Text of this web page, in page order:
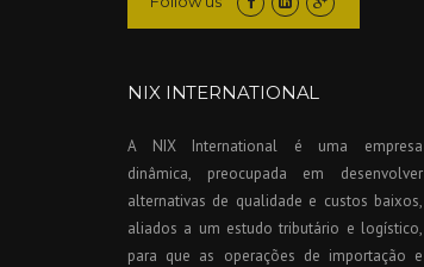
NIX INTERNATIONAL
A NIX International é uma empresa
dinâmica, preocupada em desenvolver
alternativas de qualidade e custos baixos,
aliados a um estudo tributário e logístico,
para que as operações de importação e